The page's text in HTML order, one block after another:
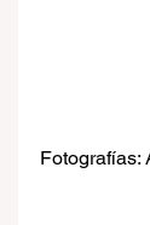
Fotografías: